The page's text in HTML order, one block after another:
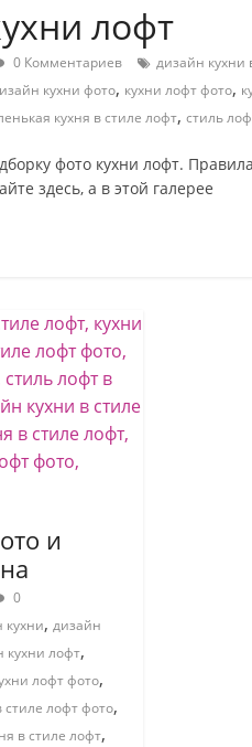
лофт
0 Комментариев
дизайн кухни
кухни фото, кухни лофт фото,
кухня в стиле лофт,стиль
фото кухни лофт.
здесь, а в этой галерее
и
0
кухни,дизайн
кухни лофт,
лофт фото,
стиле лофт фото,
в стиле лофт,